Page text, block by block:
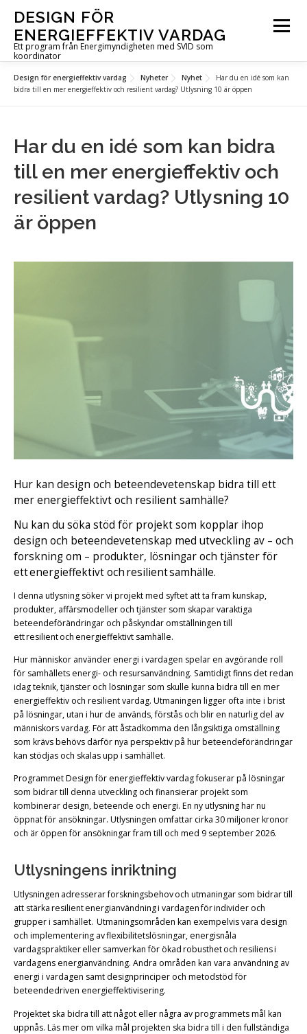
innehåll
DESIGN FÖR
ENERGIEFFEKTIV VARDAG
Ett program från Energimyndigheten med SVID som
koordinator
Meny
OM PROGRAMMET UTLYSNINGAR PROJEKT
AKTUELLT FÖR DIG I PROJEKT KONTAKT
IN ENGLISH
Design för energieffektiv vardag Nyheter Nyhet
Har du en idé som kan
bidra till en mer energieffektiv och resilient vardag? Utlysning 10 är öppen
Har du en idé som kan bidra
till en mer energieffektiv och
resilient vardag? Utlysning 10
är öppen
Hur kan design och beteendevetenskap bidra till ett
mer energieffektivt och resilient samhälle?
Nu kan du söka stöd för projekt som kopplar ihop
design och beteendevetenskap med utveckling av – och
forskning om – produkter, lösningar och tjänster för
ett energieffektivt och resilient samhälle.
I denna utlysning söker vi projekt med syftet att ta fram kunskap,
produkter, affärsmodeller och tjänster som skapar varaktiga
beteendeförändringar och påskyndar omställningen till
ett resilient och energieffektivt samhälle.
Hur människor använder energi i vardagen spelar en avgörande roll
för samhällets energi- och resursanvändning. Samtidigt finns det redan
idag teknik, tjänster och lösningar som skulle kunna bidra till en mer
energieffektiv och resilient vardag. Utmaningen ligger ofta inte i brist
på lösningar, utan i hur de används, förstås och blir en naturlig del av
människors vardag. För att åstadkomma den långsiktiga omställning
som krävs behövs därför nya perspektiv på hur beteendeförändringar
kan stödjas och skalas upp i samhället.
Programmet Design för energieffektiv vardag fokuserar på lösningar
som bidrar till denna utveckling och finansierar projekt som
kombinerar design, beteende och energi. En ny utlysning har nu
öppnat för ansökningar. Utlysningen omfattar cirka 30 miljoner kronor
och är öppen för ansökningar fram till och med 9 september 2026.
Utlysningens inriktning
Utlysningen adresserar forskningsbehov och utmaningar som bidrar till
att stärka resilient energianvändning i vardagen för individer och
grupper i samhället. Utmaningsområden kan exempelvis vara design
och implementering av flexibilitetslösningar, energisnåla
vardagspraktiker eller samverkan för ökad robusthet och resiliens i
vardagens energianvändning. Andra områden kan vara användning av
energi i vardagen samt designprinciper och metodstöd för
beteendedriven energieffektivisering.
Projektet ska bidra till att något eller några av programmets mål kan
uppnås. Läs mer om vilka mål projekten ska bidra till i den fullständiga